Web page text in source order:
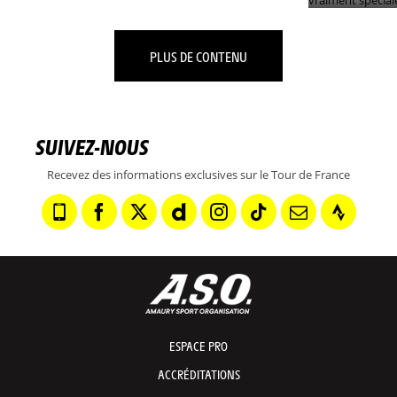
PLUS DE CONTENU
SUIVEZ-NOUS
Recevez des informations exclusives sur le Tour de France
ESPACE PRO
ACCRÉDITATIONS